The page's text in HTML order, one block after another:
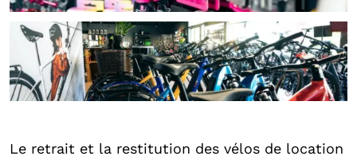
Le retrait et la restitution des vélos de location